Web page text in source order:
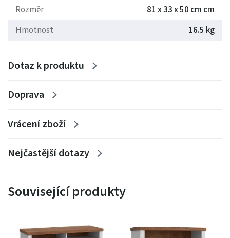
Hmotnost: 16.5 kg
Rozměr
81 x 33 x 50 cm cm
Hmotnost
16.5 kg
Dotaz k produktu
Doprava
Vrácení zboží
Nejčastější dotazy
Související produkty